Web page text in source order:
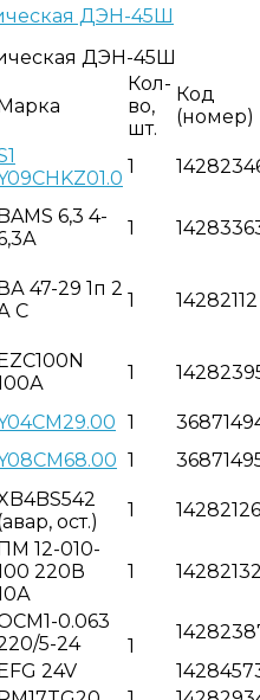
ДЭН-45Ш
Кол-
во,
шт.
Код
(номер)
1
6,3 4-
1
47-29 1п 2
С
1 14282112
1
1
1
ост.)
1 14282126
12-010-
220В
1
0.063
5-24
1
24V